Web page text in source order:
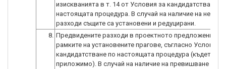
изискванията в т. 14 от Условия за кандидатстване по
настоящата процедура. В случай на наличие на
разходи същите са установени и редуцирани.
8. Предвидените разходи в проектното предложение
рамките на установените прагове, съгласно
кандидатстване по настоящата процедура (където е
приложимо). В случай на наличие на превишване на